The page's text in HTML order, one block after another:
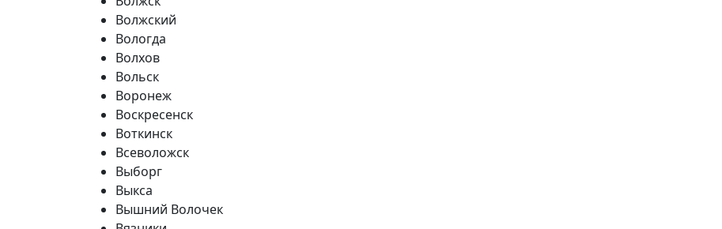
Волжский
Вологда
Волхов
Вольск
Воронеж
Воскресенск
Воткинск
Всеволожск
Выборг
Выкса
Вышний Волочек